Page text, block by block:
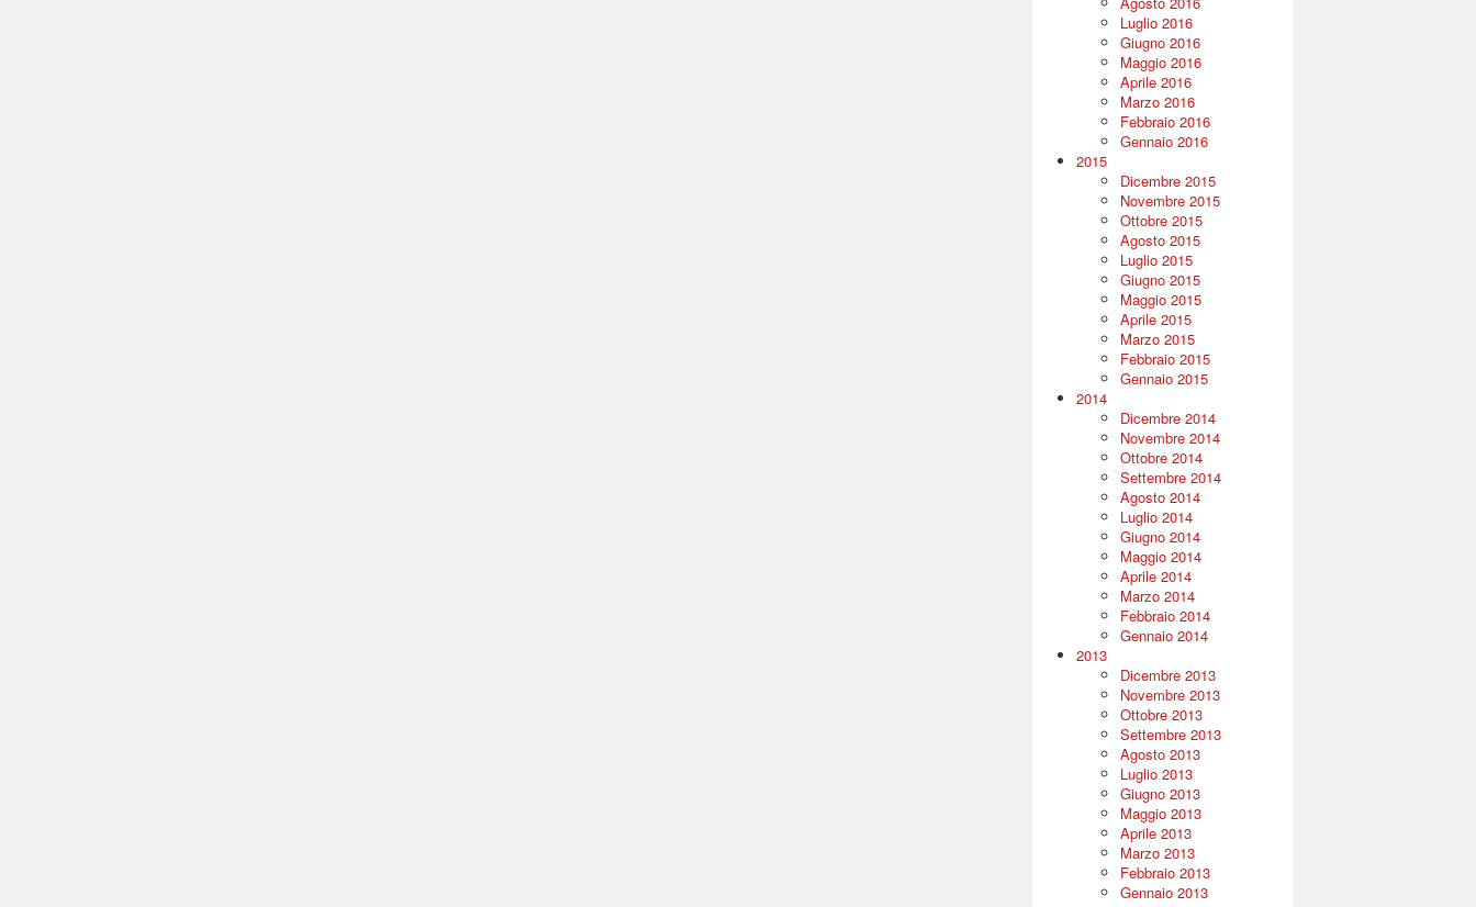
Luglio 2016
Giugno 2016
Maggio 2016
Aprile 2016
Marzo 2016
Febbraio 2016
Gennaio 2016
2015
Dicembre 2015
Novembre 2015
Ottobre 2015
Agosto 2015
Luglio 2015
Giugno 2015
Maggio 2015
Aprile 2015
Marzo 2015
Febbraio 2015
Gennaio 2015
2014
Dicembre 2014
Novembre 2014
Ottobre 2014
Settembre 2014
Agosto 2014
Luglio 2014
Giugno 2014
Maggio 2014
Aprile 2014
Marzo 2014
Febbraio 2014
Gennaio 2014
2013
Dicembre 2013
Novembre 2013
Ottobre 2013
Settembre 2013
Agosto 2013
Luglio 2013
Giugno 2013
Maggio 2013
Aprile 2013
Marzo 2013
Febbraio 2013
Gennaio 2013